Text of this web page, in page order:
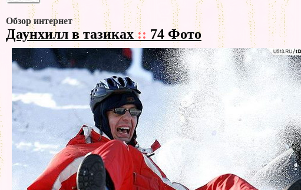
Обзор интернет
Даунхилл в тазиках:: 74 Фото